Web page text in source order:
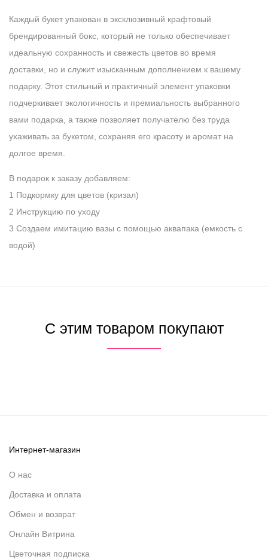
Каждый букет упакован в эксклюзивный крафтовый
брендированный бокс, который не только обеспечивает
идеальную сохранность и свежесть цветов во время
доставки, но и служит изысканным дополнением к вашему
подарку. Этот стильный и практичный элемент упаковки
подчеркивает экологичность и премиальность выбранного
вами подарка, а также позволяет получателю без труда
ухаживать за букетом, сохраняя его красоту и аромат на
долгое время.
В подарок к заказу добавляем:
1 Подкормку для цветов (кризал)
2 Инструкцию по уходу
3 Создаем имитацию вазы с помощью аквапака (емкость с
водой)
С этим товаром покупают
Интернет-магазин
О нас
Доставка и оплата
Обмен и возврат
Онлайн Витрина
Цветочная подписка